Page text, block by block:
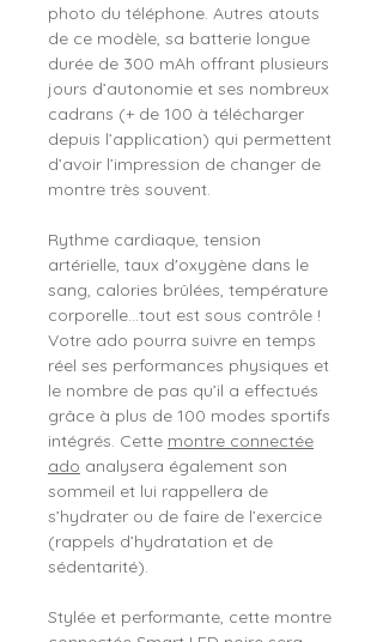
photo du téléphone. Autres atouts
de ce modèle, sa batterie longue
durée de 300 mAh offrant plusieurs
jours d’autonomie et ses nombreux
cadrans (+ de 100 à télécharger
depuis l’application) qui permettent
d’avoir l’impression de changer de
montre très souvent.
Rythme cardiaque, tension
artérielle, taux d'oxygène dans le
sang, calories brûlées, température
corporelle…tout est sous contrôle !
Votre ado pourra suivre en temps
réel ses performances physiques et
le nombre de pas qu’il a effectués
grâce à plus de 100 modes sportifs
intégrés. Cette montre connectée
ado analysera également son
sommeil et lui rappellera de
s’hydrater ou de faire de l’exercice
(rappels d’hydratation et de
sédentarité).
Stylée et performante, cette montre